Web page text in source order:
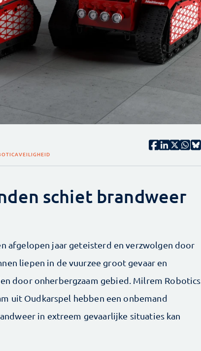
VEILIGHEID
schiet brandweer
afgelopen jaar geteisterd en verzwolgen door
liepen in de vuurzee groot gevaar en
door onherbergzaam gebied. Milrem Robotics
uit Oudkarspel hebben een onbemand
in extreem gevaarlijke situaties kan